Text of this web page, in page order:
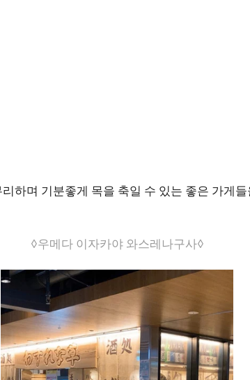
하며 기분좋게 목을 축일 수 있는 좋은 가게
◊우메다 이자카야 와스레나구사◊